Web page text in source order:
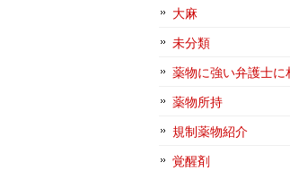
大麻
未分類
薬物に強い弁護士に
薬物所持
規制薬物紹介
覚醒剤